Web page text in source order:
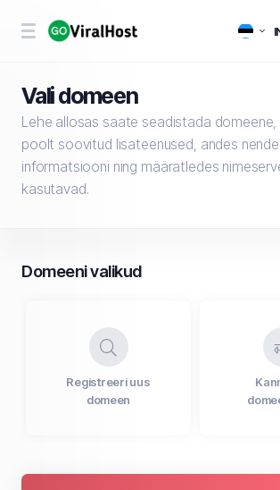
Vali domeen
Lehe allosas saate seadistada domeene,
poolt soovitud lisateenused, andes
informatsiooni ning määratledes
kasutavad.
Domeeni valikud
Registreeri uus
domeen